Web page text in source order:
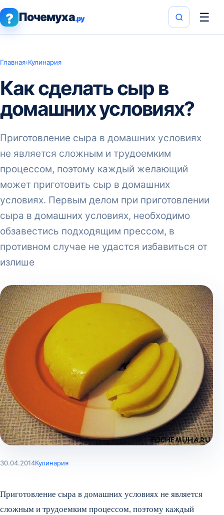
? Почемуха.ру ☰
Главная›Кулинария
Как сделать сыр в
домашних условиях?
Приготовление сыра в домашних условиях
не является сложным и трудоемким
процессом, поэтому каждый желающий
может приготовить сыр в домашних
условиях. Первым делом при приготовлении
сыра в домашних условиях, необходимо
обзавестись подходящим прессом, в
противном случае не удастся избавиться от
излише
30.04.2014Кулинария
Приготовление сыра в домашних условиях не является
сложным и трудоемким процессом, поэтому каждый